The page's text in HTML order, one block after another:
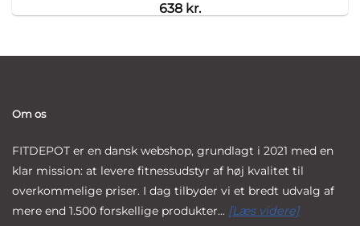
638 kr.
Om os
FITDEPOT er en dansk webshop, grundlagt i 2021 med en
klar mission: at levere fitnessudstyr af høj kvalitet til
overkommelige priser. I dag tilbyder vi et bredt udvalg af
mere end 1.500 forskellige produkter... [Læs videre]